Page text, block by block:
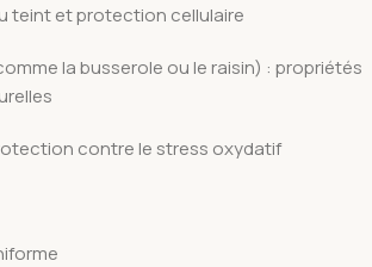
teint et protection cellulaire
la busserole ou le raisin) : propriétés
contre le stress oxydatif